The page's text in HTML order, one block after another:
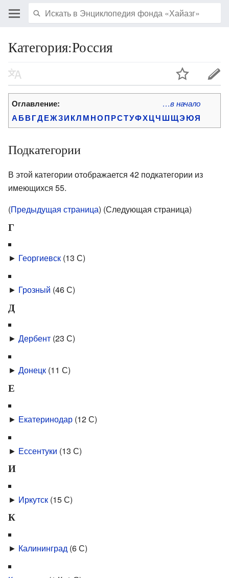
Категория:Россия
Оглавление: …в начало
АБВГДЕЖЗИКЛМНОПРСТУФХЦЧШЩЭЮЯ
Подкатегории
В этой категории отображается 42 подкатегории из
имеющихся 55.
(Предыдущая страница) (Следующая страница)
Г
► Георгиевск (13 С)
► Грозный (46 С)
Д
► Дербент (23 С)
► Донецк (11 С)
Е
► Екатеринодар (12 С)
► Ессентуки (13 С)
И
► Иркутск (15 С)
К
► Калининград (6 С)